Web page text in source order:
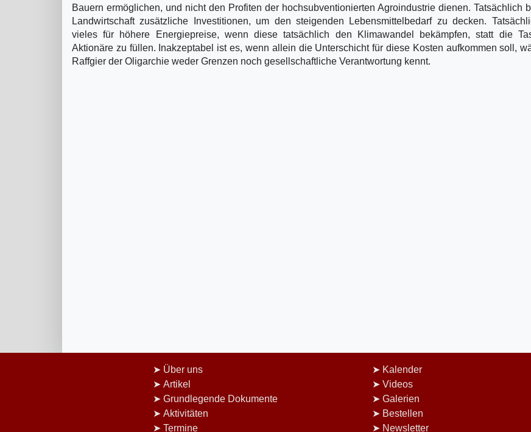
Bauern ermöglichen, und nicht den Profiten der hochsubventionierten Agroindustrie dienen. Tatsächlich
Landwirtschaft zusätzliche Investitionen, um den steigenden Lebensmittelbedarf zu decken.
vieles für höhere Energiepreise, wenn diese tatsächlich den Klimawandel bekämpfen, statt die
Aktionäre zu füllen. Inakzeptabel ist es, wenn allein die Unterschicht für diese Kosten aufkommen soll,
Raffgier der Oligarchie weder Grenzen noch gesellschaftliche Verantwortung kennt.
Über uns
Artikel
Grundlegende Dokumente
Aktivitäten
Termine
Kalender
Videos
Galerien
Bestellen
Newsletter